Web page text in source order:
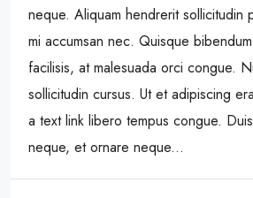
neque. Aliquam hendrerit sollicitudin
mi accumsan nec. Quisque
facilisis, at malesuada orci congue.
sollicitudin cursus. Ut et adipiscing
a text link libero tempus congue.
neque, et ornare neque...